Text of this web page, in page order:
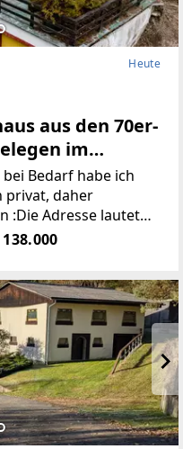
Heute
aus den 70er-
im
Bedarf habe ich
privat, daher
:Die Adresse lautet
Achtung : in
138.000